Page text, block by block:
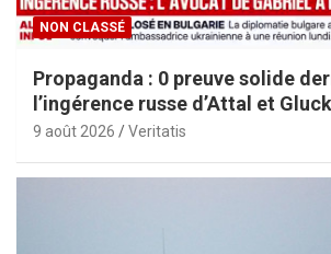
o
n
s
NON CLASSÉ
Propaganda : 0 preuve solide
l’ingérence russe d’Attal et
9 août 2026 Veritatis